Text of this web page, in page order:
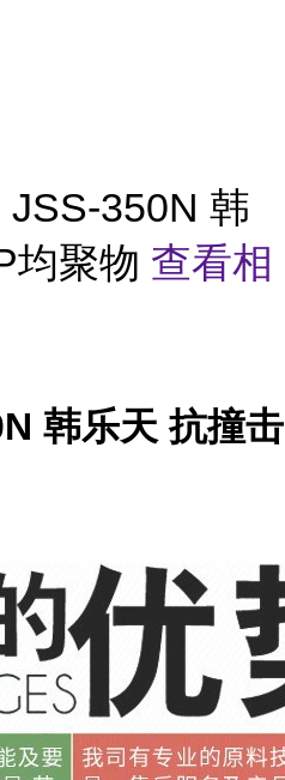
JSS-350N 韩
均聚物 查看相
韩乐天 抗撞击